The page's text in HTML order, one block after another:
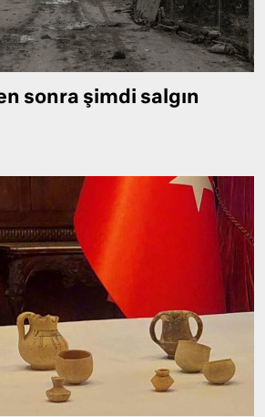
sonra şimdi salgın